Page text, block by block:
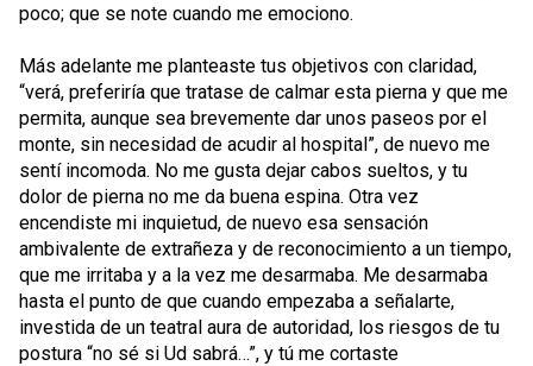
poco; que se note cuando me emociono.
Más adelante me planteaste tus objetivos con claridad,
“verá, preferiría que tratase de calmar esta pierna y que me
permita, aunque sea brevemente dar unos paseos por el
monte, sin necesidad de acudir al hospital”, de nuevo me
sentí incomoda. No me gusta dejar cabos sueltos, y tu
dolor de pierna no me da buena espina. Otra vez
encendiste mi inquietud, de nuevo esa sensación
ambivalente de extrañeza y de reconocimiento a un tiempo,
que me irritaba y a la vez me desarmaba. Me desarmaba
hasta el punto de que cuando empezaba a señalarte,
investida de un teatral aura de autoridad, los riesgos de tu
postura “no sé si Ud sabrá…”, y tú me cortaste